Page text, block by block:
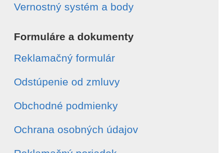
Vernostný systém a body
Formuláre a dokumenty
Reklamačný formulár
Odstúpenie od zmluvy
Obchodné podmienky
Ochrana osobných údajov